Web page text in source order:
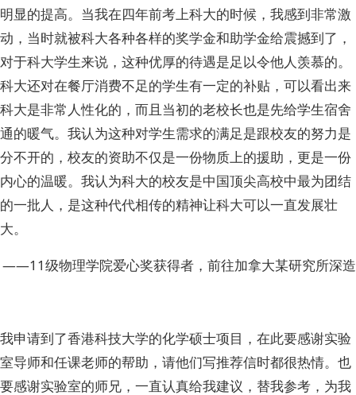
明显的提高。当我在四年前考上科大的时候，我感到非常激
动，当时就被科大各种各样的奖学金和助学金给震撼到了，
对于科大学生来说，这种优厚的待遇是足以令他人羡慕的。
科大还对在餐厅消费不足的学生有一定的补贴，可以看出来
科大是非常人性化的，而且当初的老校长也是先给学生宿舍
通的暖气。我认为这种对学生需求的满足是跟校友的努力是
分不开的，校友的资助不仅是一份物质上的援助，更是一份
内心的温暖。我认为科大的校友是中国顶尖高校中最为团结
的一批人，是这种代代相传的精神让科大可以一直发展壮
大。
——11级物理学院爱心奖获得者，前往加拿大某研究所深造
我申请到了香港科技大学的化学硕士项目，在此要感谢实验
室导师和任课老师的帮助，请他们写推荐信时都很热情。也
要感谢实验室的师兄，一直认真给我建议，替我参考，为我